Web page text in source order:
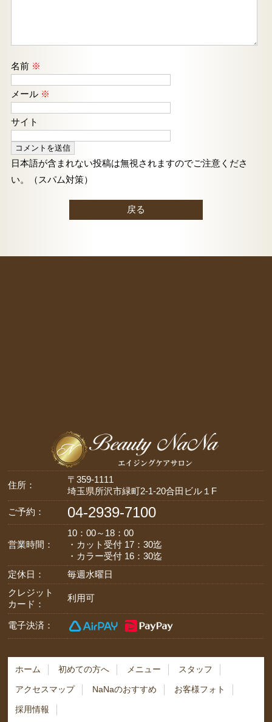
名前 ※
メール ※
サイト
日本語が含まれない投稿は無視されますのでご注意くださ
い。（スパム対策）
戻る
住所：
〒359-1111
埼玉県所沢市緑町2-1-20合田ビル１F
ご予約：
04-2939-7100
営業時間：
10：00～18：00
・カット受付 17：30迄
・カラー受付 16：30迄
定休日：
毎週水曜日
クレジット
カード：
利用可
電子決済：
ホーム 初めての方へ メニュー スタッフ
アクセスマップ NaNaのおすすめ お客様フォト
採用情報